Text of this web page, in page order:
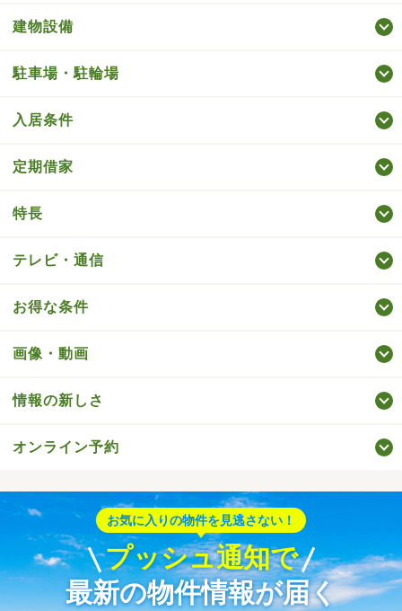
建物設備
駐車場・駐輪場
入居条件
定期借家
特長
テレビ・通信
お得な条件
画像・動画
情報の新しさ
オンライン予約
お気に入りの物件を見逃さない！
プッシュ通知で
最新の物件情報が届く